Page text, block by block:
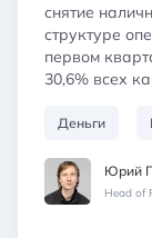
снятие
структуре
первом
30,6% всех
Деньги
Юрий
Head of